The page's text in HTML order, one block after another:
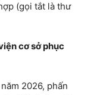
(gọi tắt là thư
cơ sở phục
2026, phấn